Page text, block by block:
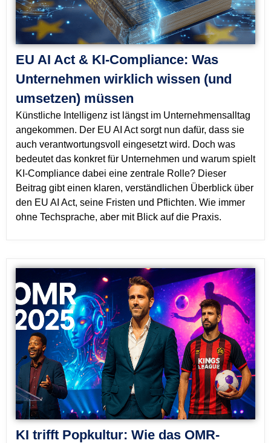
EU AI Act & KI-Compliance: Was
Unternehmen wirklich wissen (und
umsetzen) müssen
Künstliche Intelligenz ist längst im Unternehmensalltag
angekommen. Der EU AI Act sorgt nun dafür, dass sie
auch verantwortungsvoll eingesetzt wird. Doch was
bedeutet das konkret für Unternehmen und warum spielt
KI-Compliance dabei eine zentrale Rolle? Dieser
Beitrag gibt einen klaren, verständlichen Überblick über
den EU AI Act, seine Fristen und Pflichten. Wie immer
ohne Techsprache, aber mit Blick auf die Praxis.
KI trifft Popkultur: Wie das OMR-